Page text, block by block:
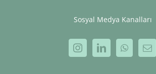
Sosyal Medya Kanalları